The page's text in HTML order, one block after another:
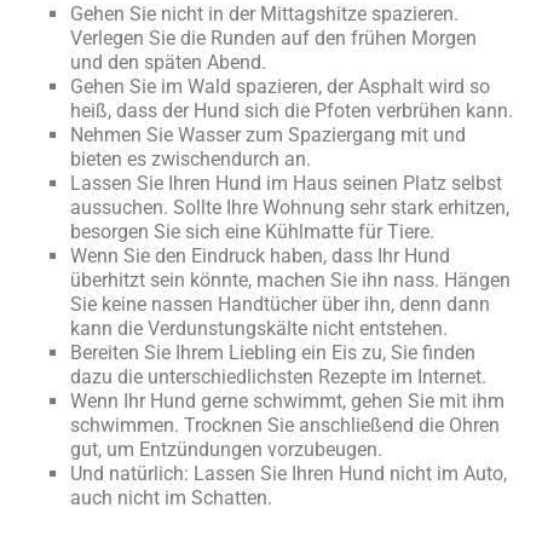
Gehen Sie nicht in der Mittagshitze spazieren.
Verlegen Sie die Runden auf den frühen Morgen
und den späten Abend.
Gehen Sie im Wald spazieren, der Asphalt wird so
heiß, dass der Hund sich die Pfoten verbrühen kann.
Nehmen Sie Wasser zum Spaziergang mit und
bieten es zwischendurch an.
Lassen Sie Ihren Hund im Haus seinen Platz selbst
aussuchen. Sollte Ihre Wohnung sehr stark erhitzen,
besorgen Sie sich eine Kühlmatte für Tiere.
Wenn Sie den Eindruck haben, dass Ihr Hund
überhitzt sein könnte, machen Sie ihn nass. Hängen
Sie keine nassen Handtücher über ihn, denn dann
kann die Verdunstungskälte nicht entstehen.
Bereiten Sie Ihrem Liebling ein Eis zu, Sie finden
dazu die unterschiedlichsten Rezepte im Internet.
Wenn Ihr Hund gerne schwimmt, gehen Sie mit ihm
schwimmen. Trocknen Sie anschließend die Ohren
gut, um Entzündungen vorzubeugen.
Und natürlich: Lassen Sie Ihren Hund nicht im Auto,
auch nicht im Schatten.